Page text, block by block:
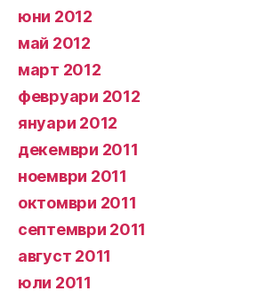
юни 2012
май 2012
март 2012
февруари 2012
януари 2012
декември 2011
ноември 2011
октомври 2011
септември 2011
август 2011
юли 2011